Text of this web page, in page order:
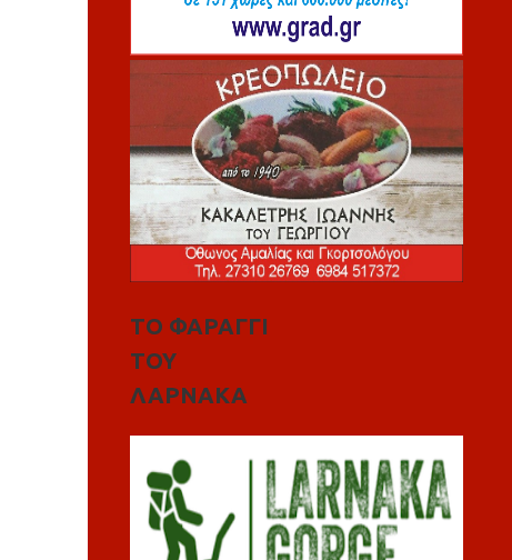
ΤΟ ΦΑΡΑΓΓΙ
ΤΟΥ
ΛΑΡΝΑΚΑ